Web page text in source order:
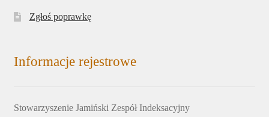
Zgłoś poprawkę
Informacje rejestrowe
Stowarzyszenie Jamiński Zespół Indeksacyjny